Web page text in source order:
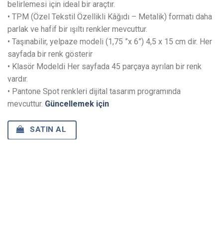
belirlemesi için ideal bir araçtır.
• TPM (Özel Tekstil Özellikli Kâğıdı – Metalik) formatı daha
parlak ve hafif bir ışıltı renkler mevcuttur.
• Taşınabilir, yelpaze modeli (1,75 ”x 6”) 4,5 x 15 cm dir. Her
sayfada bir renk gösterir
• Klasör Modeldi Her sayfada 45 parçaya ayrılan bir renk
vardır.
• Pantone Spot renkleri dijital tasarım programında
mevcuttur. Güncellemek için
SATIN AL